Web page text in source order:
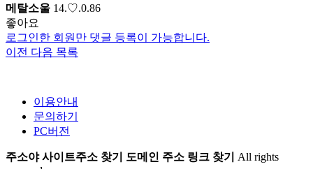
메탈소울 14.♡.0.86
좋아요
로그인한 회원만 댓글 등록이 가능합니다.
이전 다음 목록
이용안내
문의하기
PC버전
주소야 사이트주소 찾기 도메인 주소 링크 찾기 All rights